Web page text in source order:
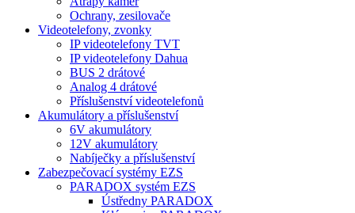
Ochrany, zesilovače
Videotelefony, zvonky
IP videotelefony TVT
IP videotelefony Dahua
BUS 2 drátové
Analog 4 drátové
Příslušenství videotelefonů
Akumulátory a příslušenství
6V akumulátory
12V akumulátory
Nabíječky a příslušenství
Zabezpečovací systémy EZS
PARADOX systém EZS
Ústředny PARADOX